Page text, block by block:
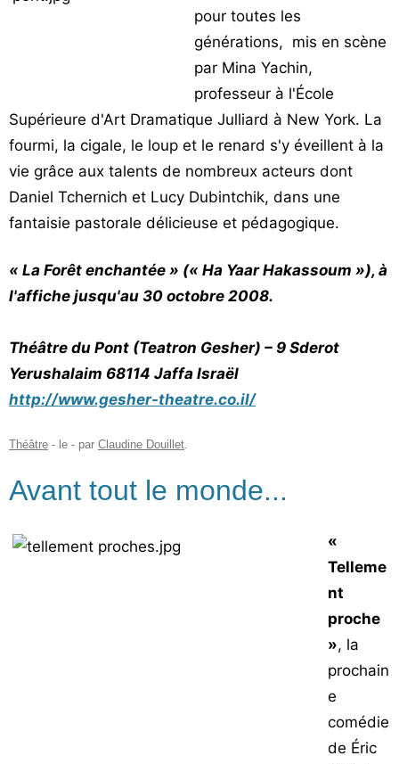
pour toutes les
générations, mis en scène
par Mina Yachin,
professeur à l'École
Supérieure d'Art Dramatique Julliard à New York. La
fourmi, la cigale, le loup et le renard s'y éveillent à la
vie grâce aux talents de nombreux acteurs dont
Daniel Tchernich et Lucy Dubintchik, dans une
fantaisie pastorale délicieuse et pédagogique.
« La Forêt enchantée » (« Ha Yaar Hakassoum »), à
l'affiche jusqu'au 30 octobre 2008.
Théâtre du Pont (Teatron Gesher) – 9 Sderot
Yerushalaim 68114 Jaffa Israël
http://www.gesher-theatre.co.il/
Théâtre - le - par Claudine Douillet.
Avant tout le monde...
«
Telleme
nt
proche
», la
prochain
e
comédie
de Éric